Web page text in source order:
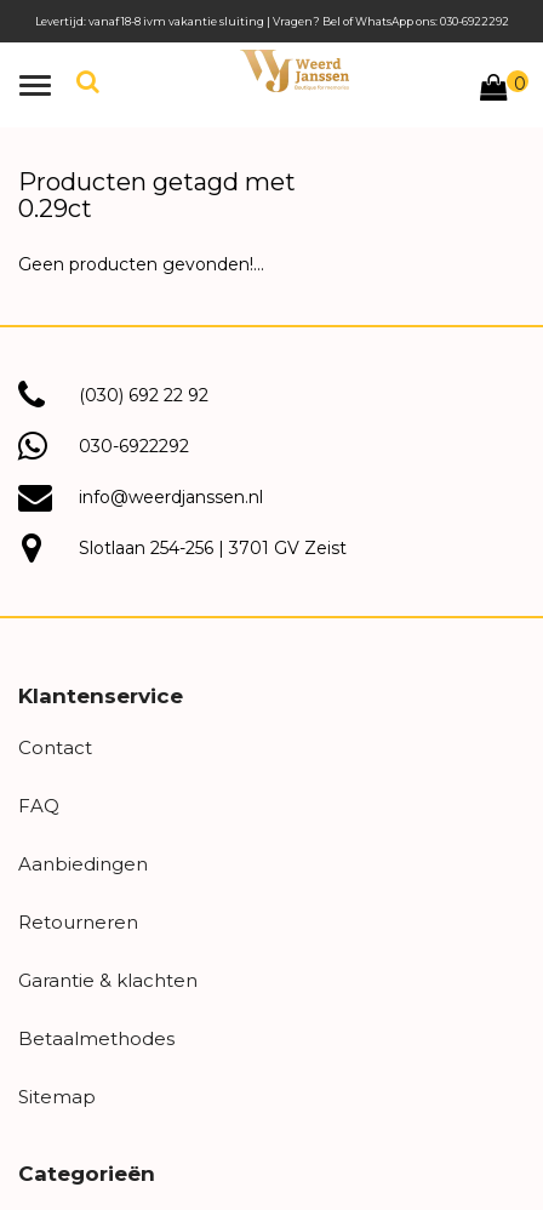
Toggle
0
Levertijd: vanaf 18-8 ivm vakantie sluiting | Vragen? Bel of WhatsApp ons: 030-6922292
Producten getagd met
0.29ct
Geen producten gevonden!...
(030) 692 22 92
030-6922292
info@weerdjanssen.nl
Slotlaan 254-256 | 3701 GV Zeist
Klantenservice
Contact
FAQ
Aanbiedingen
Retourneren
Garantie & klachten
Betaalmethodes
Sitemap
Categorieën